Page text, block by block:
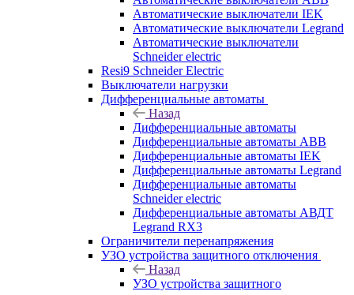
Автоматические выключатели IEK
Автоматические выключатели Legrand
Автоматические выключатели
Schneider electric
Resi9 Schneider Electric
Выключатели нагрузки
Дифференциальные автоматы
Назад
Дифференциальные автоматы
Дифференциальные автоматы ABB
Дифференциальные автоматы IEK
Дифференциальные автоматы Legrand
Дифференциальные автоматы
Schneider electric
Дифференциальные автоматы АВДТ
Legrand RX3
Ограничители перенапряжения
УЗО устройства защитного отключения
Назад
УЗО устройства защитного